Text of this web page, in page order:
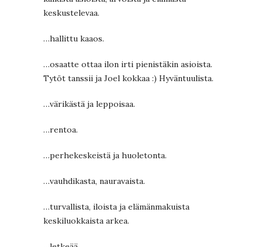
keskustelevaa.
…hallittu kaaos.
…osaatte ottaa ilon irti pienistäkin asioista.
Tytöt tanssii ja Joel kokkaa :) Hyväntuulista.
…värikästä ja leppoisaa.
…rentoa.
…perhekeskeistä ja huoletonta.
…vauhdikasta, nauravaista.
…turvallista, iloista ja elämänmakuista
keskiluokkaista arkea.